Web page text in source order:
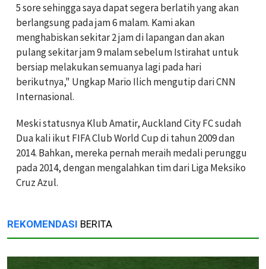
5 sore sehingga saya dapat segera berlatih yang akan
berlangsung pada jam 6 malam. Kami akan
menghabiskan sekitar 2 jam di lapangan dan akan
pulang sekitar jam 9 malam sebelum Istirahat untuk
bersiap melakukan semuanya lagi pada hari
berikutnya," Ungkap Mario Ilich mengutip dari CNN
Internasional.
Meski statusnya Klub Amatir, Auckland City FC sudah
Dua kali ikut FIFA Club World Cup di tahun 2009 dan
2014. Bahkan, mereka pernah meraih medali perunggu
pada 2014, dengan mengalahkan tim dari Liga Meksiko
Cruz Azul.
REKOMENDASI BERITA